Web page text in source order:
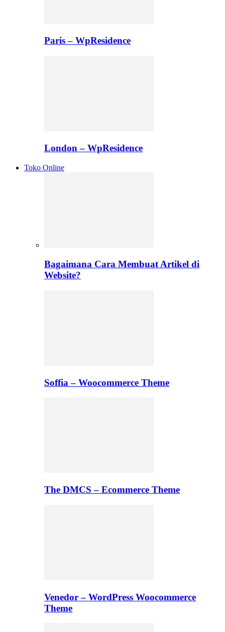
Paris – WpResidence
London – WpResidence
Toko Online
Bagaimana Cara Membuat Artikel di
Website?
Soffia – Woocommerce Theme
The DMCS – Ecommerce Theme
Venedor – WordPress Woocommerce
Theme